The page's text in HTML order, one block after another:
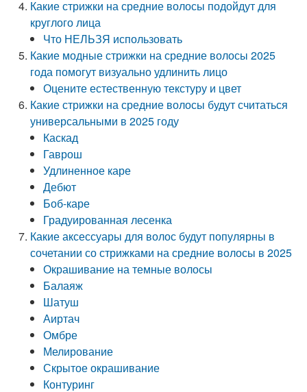
Какие стрижки на средние волосы подойдут для
круглого лица
Что НЕЛЬЗЯ использовать
Какие модные стрижки на средние волосы 2025
года помогут визуально удлинить лицо
Оцените естественную текстуру и цвет
Какие стрижки на средние волосы будут считаться
универсальными в 2025 году
Каскад
Гаврош
Удлиненное каре
Дебют
Боб-каре
Градуированная лесенка
Какие аксессуары для волос будут популярны в
сочетании со стрижками на средние волосы в 2025
Окрашивание на темные волосы
Балаяж
Шатуш
Аиртач
Омбре
Мелирование
Скрытое окрашивание
Контуринг